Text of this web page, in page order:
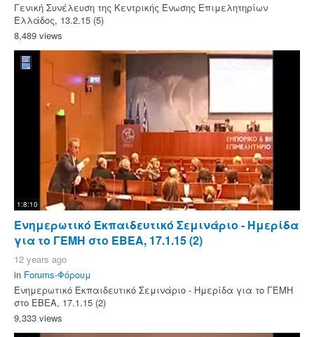
Γενική Συνέλευση της Κεντρικής Ένωσης Επιμελητηρίων
Ελλάδος, 13.2.15 (5)
8,489 views
1:8:10
Ενημερωτικό Εκπαιδευτικό Σεμινάριο - Ημερίδα
για το ΓΕΜΗ στο ΕΒΕΑ, 17.1.15 (2)
12 years ago
in Forums-Φόρουμ
Ενημερωτικό Εκπαιδευτικό Σεμινάριο - Ημερίδα για το ΓΕΜΗ
στο ΕΒΕΑ, 17.1.15 (2)
9,333 views